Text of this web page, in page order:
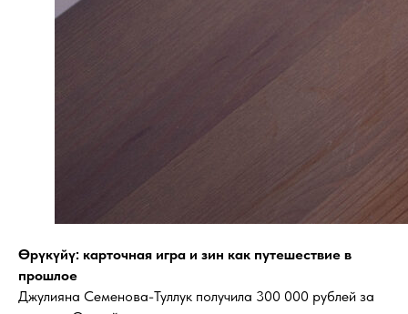
Өрүкүйү: карточная игра и зин как путешествие в
прошлое
Джулияна Семенова-Туллук получила 300 000 рублей за